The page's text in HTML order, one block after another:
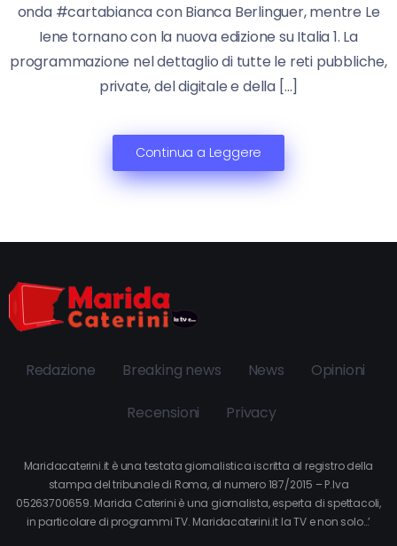
onda #cartabianca con Bianca Berlinguer, mentre Le
Iene tornano con la nuova edizione su Italia 1. La
programmazione nel dettaglio di tutte le reti pubbliche,
private, del digitale e della […]
Continua a Leggere
Redazione Breaking news News Opinioni
Recensioni Privacy
Maridacaterini.it è una testata giornalistica iscritta al registro della
stampa del tribunale di Roma, al numero 187/2015 – P.Iva
05263700659. Marida Caterini è una giornalista, esperta di spettacoli,
in particolare di programmi TV. Maridacaterini.it la TV e non solo…’